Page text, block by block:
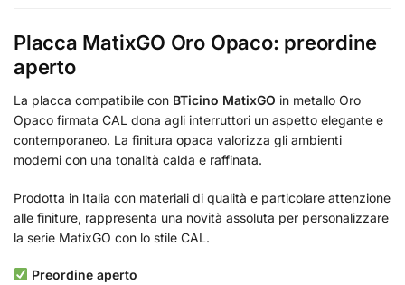
Placca MatixGO Oro Opaco: preordine
aperto
La placca compatibile con BTicino MatixGO in metallo Oro
Opaco firmata CAL dona agli interruttori un aspetto elegante e
contemporaneo. La finitura opaca valorizza gli ambienti
moderni con una tonalità calda e raffinata.
Prodotta in Italia con materiali di qualità e particolare attenzione
alle finiture, rappresenta una novità assoluta per personalizzare
la serie MatixGO con lo stile CAL.
Preordine aperto